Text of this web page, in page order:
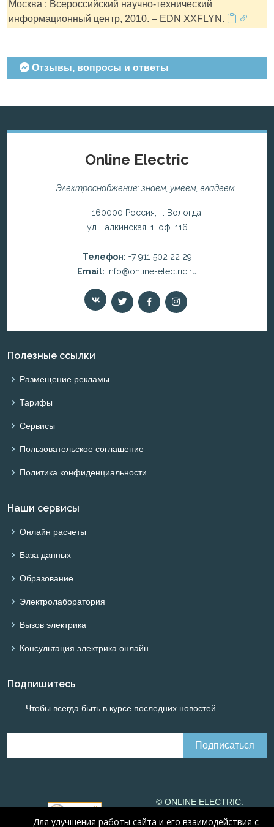
Москва : Всероссийский научно-технический
информационный центр, 2010. – EDN XXFLYN.
Отзывы, вопросы и ответы
Online Electric
Электроснабжение: знаем, умеем, владеем.
160000 Россия, г. Вологда
ул. Галкинская, 1, оф. 116
Телефон: +7 911 502 22 29
Email: info@online-electric.ru
Полезные ссылки
Размещение рекламы
Тарифы
Сервисы
Пользовательское соглашение
Политика конфиденциальности
Наши сервисы
Онлайн расчеты
База данных
Образование
Электролаборатория
Вызов электрика
Консультация электрика онлайн
Подпишитесь
Чтобы всегда быть в курсе последних новостей
© ONLINE ELECTRIC:
Для улучшения работы сайта и его взаимодействия с